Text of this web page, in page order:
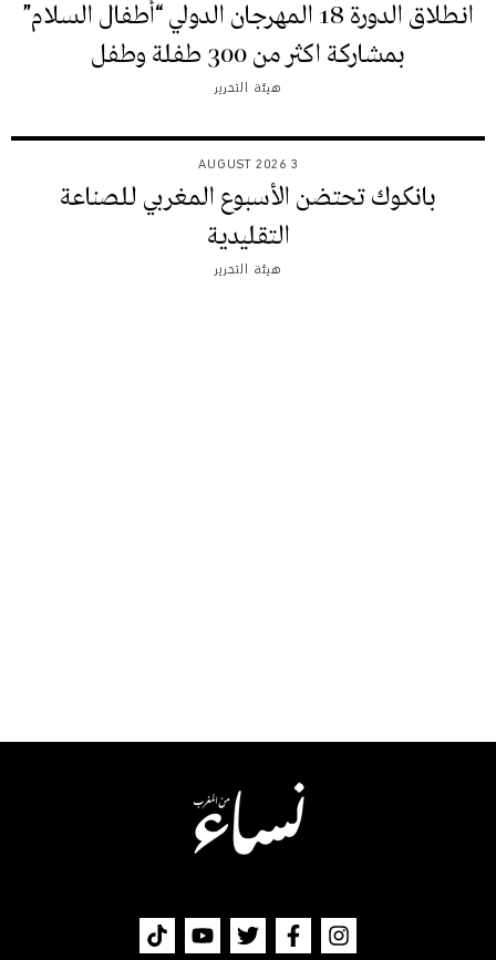
انطلاق الدورة 18 المهرجان الدولي “أطفال السلام”
بمشاركة اكثر من 300 طفلة وطفل
هيئة التحرير
3 AUGUST 2026
بانكوك تحتضن الأسبوع المغربي للصناعة
التقليدية
هيئة التحرير